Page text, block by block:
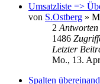
Umsatzliste =>
von S.Ostberg »
2 Antworten
1486
Letzter
Mo., 13.
Spalten